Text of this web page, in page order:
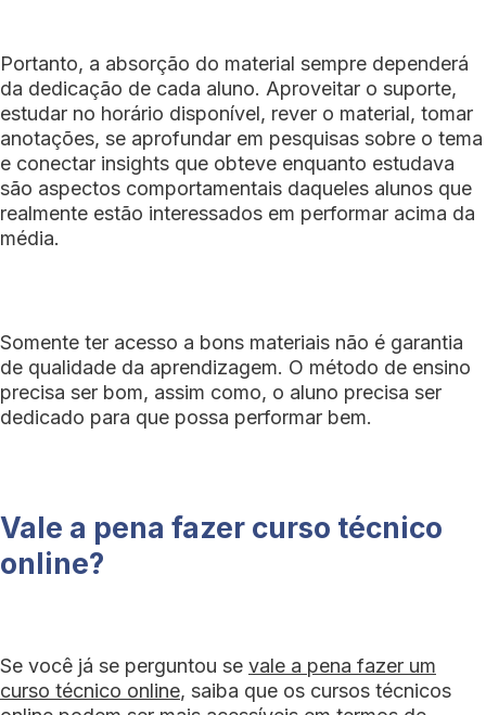
Portanto, a absorção do material sempre dependerá
da dedicação de cada aluno. Aproveitar o suporte,
estudar no horário disponível, rever o material, tomar
anotações, se aprofundar em pesquisas sobre o tema
e conectar insights que obteve enquanto estudava
são aspectos comportamentais daqueles alunos que
realmente estão interessados em performar acima da
média.
Somente ter acesso a bons materiais não é garantia
de qualidade da aprendizagem. O método de ensino
precisa ser bom, assim como, o aluno precisa ser
dedicado para que possa performar bem.
Vale a pena fazer curso técnico
online?
Se você já se perguntou se vale a pena fazer um
curso técnico online, saiba que os cursos técnicos